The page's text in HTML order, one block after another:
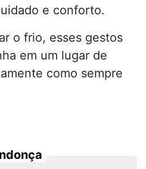
e conforto.
o frio, esses gestos
em um lugar de
como sempre